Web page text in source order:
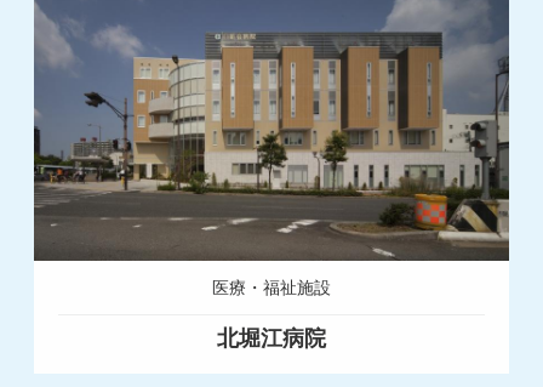
医療・福祉施設
北堀江病院